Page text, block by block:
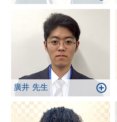
廣井 先生